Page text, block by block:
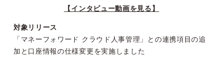
【インタビュー動画を見る】
対象リリース
「マネーフォワード クラウド人事管理」との連携項目の追
加と口座情報の仕様変更を実施しました